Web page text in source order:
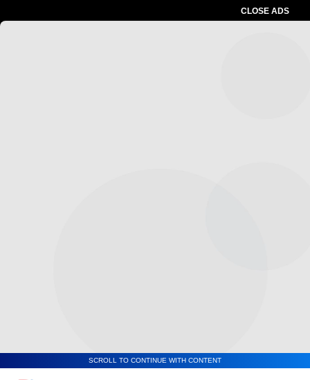
CLOSE ADS
SCROLL TO CONTINUE WITH CONTENT